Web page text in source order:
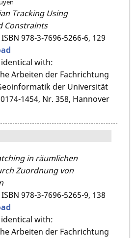
Tracking Using
Constraints
ISBN 978-3-7696-5266-6, 129
with:
Arbeiten der Fachrichtung
der Universität
1454, Nr. 358, Hannover
in räumlichen
Zuordnung von
ISBN 978-3-7696-5265-9, 138
with:
Arbeiten der Fachrichtung